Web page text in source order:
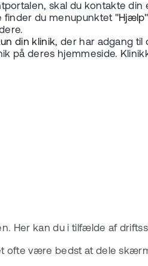
skal du kontakte
finder du menupunktet "Hjælp"
din klinik, der har adgang til
på deres hjemmeside.
Her kan du i tilfælde af
ofte være bedst at dele